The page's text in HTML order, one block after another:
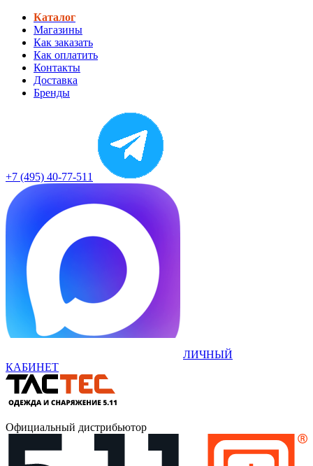
Каталог
Магазины
Как заказать
Как оплатить
Контакты
Доставка
Бренды
+7 (495) 40-77-511
ЛИЧНЫЙ
КАБИНЕТ
Официальный дистрибьютор